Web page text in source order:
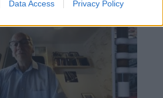
Data Access Privacy Policy